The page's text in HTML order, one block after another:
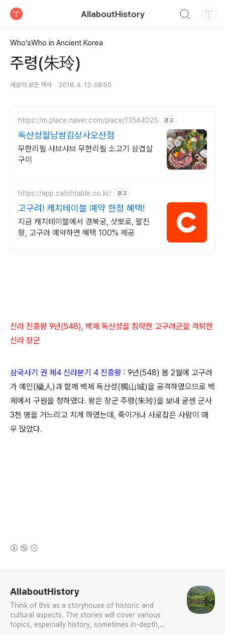
AllaboutHistory
Who'sWho in Ancient Korea
주령(朱玲)
세상의 모든 역사 2018. 6. 12. 08:50
https://m.place.naver.com/place/13564025 광고
독산성월남쌈김상사오산점
무한리필 샤브샤브 무한리필 소고기 삼겹살
구이
https://app.catchtable.co.kr/ 광고
고구려! 캐치테이블 예약 한정 혜택!
지금 캐치테이블에서 경복궁, 삿뽀로, 팔진
향, 고구려 예약하면 혜택 100% 제공
신라 진흥왕 9년(548), 백제 독산성을 침략한 고구려군을 격퇴한
신라 장군
삼국사기 권 제4 신라본기 4 진흥왕 : 9년(548) 봄 2월에 고구려
가 예인(穢人)과 함께 백제 독산성(獨山城)을 공격하였으므로 백
제에서 구원을 청하였다. 왕은 장군 주령(朱玲)을 보내 굳센 군사
3천 명을 거느리고 치게 하였는데, 죽이거나 사로잡은 사람이 매
우 많았다.
AllaboutHistory
Think of this as a storyhouse of historic and
cultural aspects. The stories will cover various
topics, especially history, sometimes in-depth,